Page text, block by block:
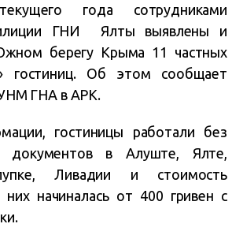
года сотрудниками
ГНИ Ялты выявлены и
берегу Крыма 11 частных
гостиниц. Об этом сообщает
ГНА в АРК.
гостиницы работали без
документов в Алуште, Ялте,
Ливадии и стоимость
начиналась от 400 гривен с